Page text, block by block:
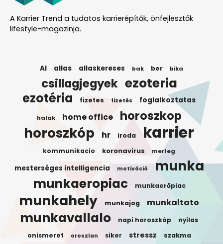
A Karrier Trend a tudatos karrierépítők, önfejlesztők
lifestyle-magazinja.
AI allas allaskereses bak ber bika
csillagjegyek ezoteria
ezotéria fizetes fizetés foglalkoztatas
halak home office horoszkop
horoszkóp hr iroda karrier
kommunikacio koronavirus merleg
mesterséges intelligencia motiváció munka
munkaeropiac munkaerőpiac
munkahely munkajog munkaltato
munkavallalo napi horoszkóp nyilas
onismeret oroszlan siker stressz szakma